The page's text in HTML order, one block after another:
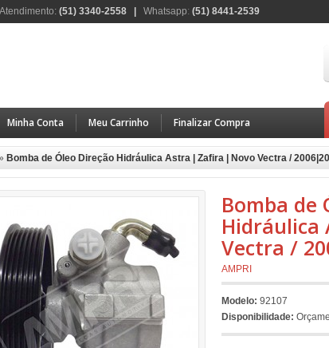
Atendimento: (51) 3340-2558 | Whatsapp: (51) 8441-2539
Minha Conta Meu Carrinho Finalizar Compra
Bomba de Óleo Direção Hidráulica Astra | Zafira | Novo Vectra /
Bomba de
Vectra /
AMPRI
Modelo: 92107
Disponibilidade: